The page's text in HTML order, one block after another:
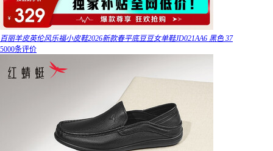
百丽羊皮英伦风乐福小皮鞋2026新款春平底豆豆女单鞋JD021AA6 黑色 37
5000条评价